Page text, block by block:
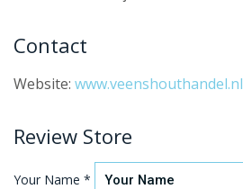
Contact
Website: www.veenshouthandel.nl
Review Store
Your Name *